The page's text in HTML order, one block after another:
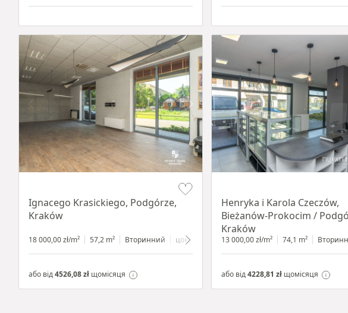
Ignacego Krasickiego, Podgórze,
Kraków
18 000,00 zł/m² 57,2 m² Вторинний цокольний поверхз вітриною
або від4526,08 zł щомісяця
Henryka i Karola Czeczów,
Bieżanów-Prokocim /
Kraków
13 000,00 zł/m² 74,1 m²
або від4228,81 zł щомісяця